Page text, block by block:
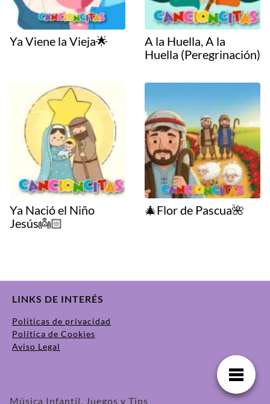
Ya Viene la Vieja🌟
A la Huella, A la
Huella (Peregrinación)
Ya Nació el Niño
Jesús👼🏻
🎄Flor de Pascua🌺
LINKS DE INTERÉS
Politicas de privacidad
Política de Cookies
Aviso Legal
Música Infantil, Juegos y Tips